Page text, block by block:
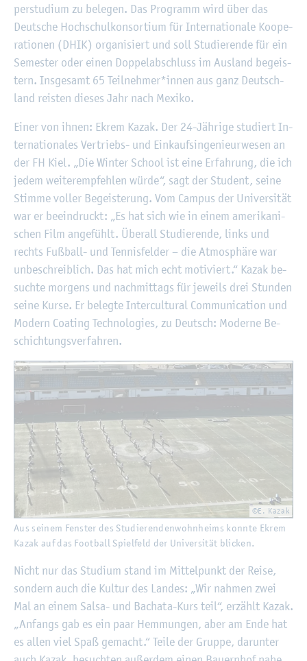
per­stu­di­um zu be­le­gen. Das Pro­gramm wird über das
Deut­sche Hoch­schul­kon­sor­ti­um für In­ter­na­tio­na­le Ko­ope­
ra­tio­nen (DHIK) or­ga­ni­siert und soll Stu­die­ren­de für ein
Se­mes­ter oder einen Dop­pel­ab­schluss im Aus­land be­geis­
tern. Ins­ge­samt 65 Teil­neh­mer*innen aus ganz Deutsch­
land reis­ten die­ses Jahr nach Me­xi­ko.
Einer von ihnen: Ekrem Kazak. Der 24-Jäh­ri­ge stu­diert In­
ter­na­tio­na­les Ver­triebs- und Ein­kaufs­in­ge­nieur­we­sen an
der FH Kiel. „Die Win­ter School ist eine Er­fah­rung, die ich
jedem wei­ter­emp­feh­len würde“, sagt der Stu­dent, seine
Stim­me vol­ler Be­geis­te­rung. Vom Cam­pus der Uni­ver­si­tät
war er be­ein­druckt: „Es hat sich wie in einem ame­ri­ka­ni­
schen Film an­ge­fühlt. Über­all Stu­die­ren­de, links und
rechts Fuß­ball- und Ten­nis­fel­der – die At­mo­sphä­re war
un­be­schreib­lich. Das hat mich echt mo­ti­viert.“ Kazak be­
such­te mor­gens und nach­mit­tags für je­weils drei Stun­den
seine Kurse. Er be­leg­te In­ter­cul­tu­ral Com­mu­ni­ca­ti­on und
Mo­dern Coa­ting Tech­no­lo­gies, zu Deutsch: Mo­der­ne Be­
schich­tungs­ver­fah­ren.
©E. Kazak
Aus sei­nem Fens­ter des Stu­die­ren­den­wohn­heims konn­te Ekrem
Kazak auf das Foot­ball Spiel­feld der Uni­ver­si­tät bli­cken.
Nicht nur das Stu­di­um stand im Mit­tel­punkt der Reise,
son­dern auch die Kul­tur des Lan­des: „Wir nah­men zwei
Mal an einem Salsa- und Bach­ata-Kurs teil“, er­zählt Kazak.
„An­fangs gab es ein paar Hem­mun­gen, aber am Ende hat
es allen viel Spaß ge­macht.“ Teile der Grup­pe, dar­un­ter